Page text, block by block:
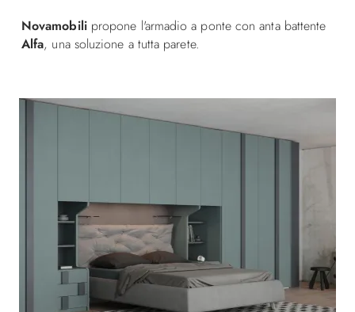
Novamobili propone l'armadio a ponte con anta battente
Alfa, una soluzione a tutta parete.